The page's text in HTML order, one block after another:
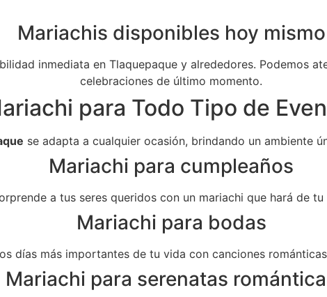
Mariachis disponibles hoy mismo
inmediata en Tlaquepaque y alrededores. Podemos
celebraciones de último momento.
para Todo Tipo de
se adapta a cualquier ocasión, brindando un ambiente
Mariachi para cumpleaños
a tus seres queridos con un mariachi que hará de
Mariachi para bodas
días más importantes de tu vida con canciones
Mariachi para serenatas